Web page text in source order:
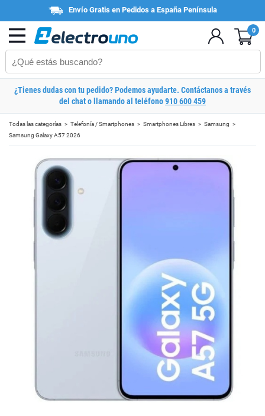
Envío Gratis en Pedidos a España Península
0
¿Tienes dudas con tu pedido? Podemos ayudarte. Contáctanos a través
del chat o llamando al teléfono910 600 459
Todas las categorías Telefonía / Smartphones Smartphones Libres
Samsung
Samsung Galaxy A57 2026